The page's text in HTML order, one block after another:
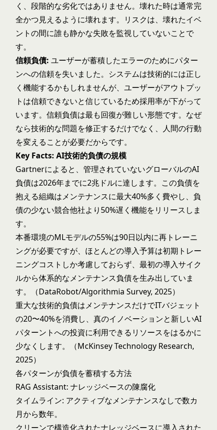
く、段階的な劣化ではありません。壊れた時は通常完
全かつ見えるように壊れます。リスクは、壊れたイベ
ントの間に誰も静かな失敗を監視していないことで
す。
信頼負債: ユーザーが蓄積したエラーのためにパター
ンへの信頼を失いました。システムは技術的には正し
く機能するかもしれませんが、ユーザーがアウトプッ
トは信頼できないと信じているため採用率が下がって
います。信頼負債は最も回復が難しい形態です。なぜ
なら技術的な問題を修正するだけでなく、人間の行動
を変えることが必要だからです。
Key Facts: AI技術的負債の規模
Gartnerによると、管理されていないグローバルのAI
負債は2026年までに2兆ドルに達します。この負債を
抱える組織はメンテナンスに最大40%多く費やし、負
債の少ない競合他社より50%遅く機能をリリースしま
す。
本番環境のMLモデルの55%は90日以内に再トレーニ
ングが必要ですが、ほとんどの導入予算は初期トレー
ニングコストしか考慮しておらず、最初の導入サイク
ルから体系的なメンテナンス負債を生み出していま
す。（DataRobot/Algorithmia Survey, 2025）
重大な技術的負債はメンテナンスだけでITバジェット
の20〜40%を消費し、真のイノベーションと新しいAI
パターントへの投資に利用できるリソースをはるかに
少なくします。（McKinsey Technology Research,
2025）
各パターンが負債を蓄積する方法
RAG Assistant: ナレッジベースの陳腐化
タイムライン: アクティブなメンテナンスなしで数カ
月から数年。
クリーンで構造化されたナレッジベースに導入された